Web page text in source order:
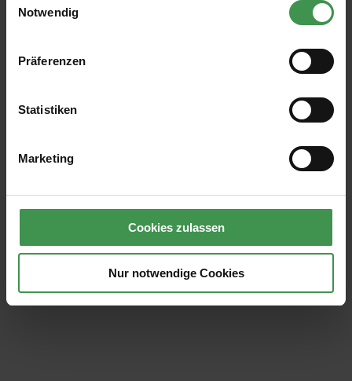
Notwendig
Präferenzen
Statistiken
Marketing
Cookies zulassen
Nur notwendige Cookies